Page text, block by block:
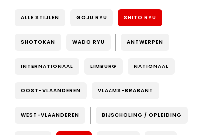
ALLE STIJLEN GOJU RYU SHITO RYU
SHOTOKAN WADO RYU ANTWERPEN
INTERNATIONAAL LIMBURG NATIONAAL
OOST-VLAANDEREN VLAAMS-BRABANT
WEST-VLAANDEREN BIJSCHOLING / OPLEIDING